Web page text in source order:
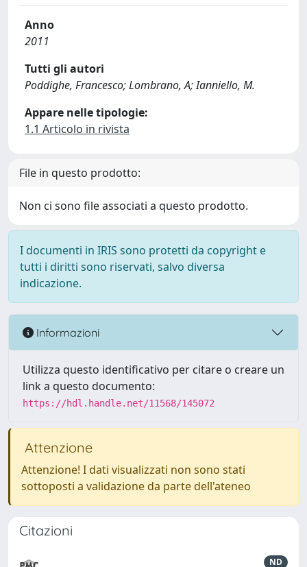
Anno
2011
Tutti gli autori
Poddighe, Francesco; Lombrano, A; Ianniello, M.
Appare nelle tipologie:
1.1 Articolo in rivista
File in questo prodotto:
Non ci sono file associati a questo prodotto.
I documenti in IRIS sono protetti da copyright e
tutti i diritti sono riservati, salvo diversa
indicazione.
Informazioni
Utilizza questo identificativo per citare o creare un
link a questo documento:
https://hdl.handle.net/11568/145072
Attenzione
Attenzione! I dati visualizzati non sono stati
sottoposti a validazione da parte dell'ateneo
Citazioni
ND